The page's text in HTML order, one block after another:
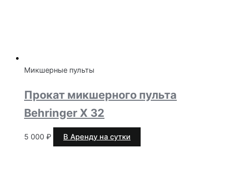
Микшерные пульты
Прокат микшерного пульта
Behringer X 32
5 000 ₽ В Аренду на сутки